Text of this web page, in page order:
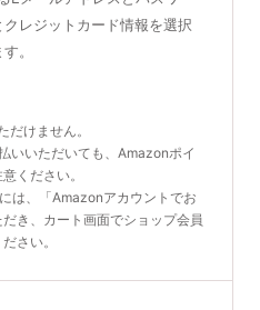
レジットカード情報を選択
。
けません。
いいただいても、Amazonポイ
ください。
は、「Amazonアカウントでお
き、カート画面でショップ会員
さい。